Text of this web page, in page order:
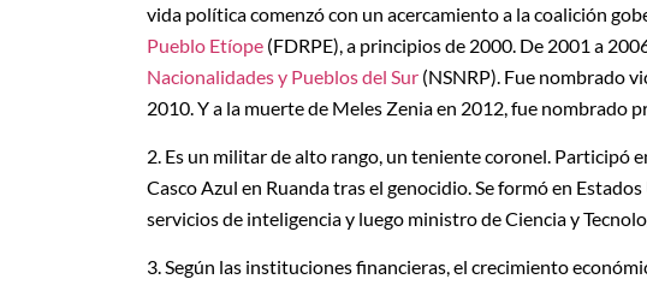
vida política comenzó con un acercamiento a la coalición
Pueblo Etíope (FDRPE), a principios de 2000. De 2001 a
Nacionalidades y Pueblos del Sur (NSNRP). Fue nombrado
2010. Y a la muerte de Meles Zenia en 2012, fue nombrado
2. Es un militar de alto rango, un teniente coronel. Participó
Casco Azul en Ruanda tras el genocidio. Se formó en
servicios de inteligencia y luego ministro de Ciencia y
3. Según las instituciones financieras, el crecimiento